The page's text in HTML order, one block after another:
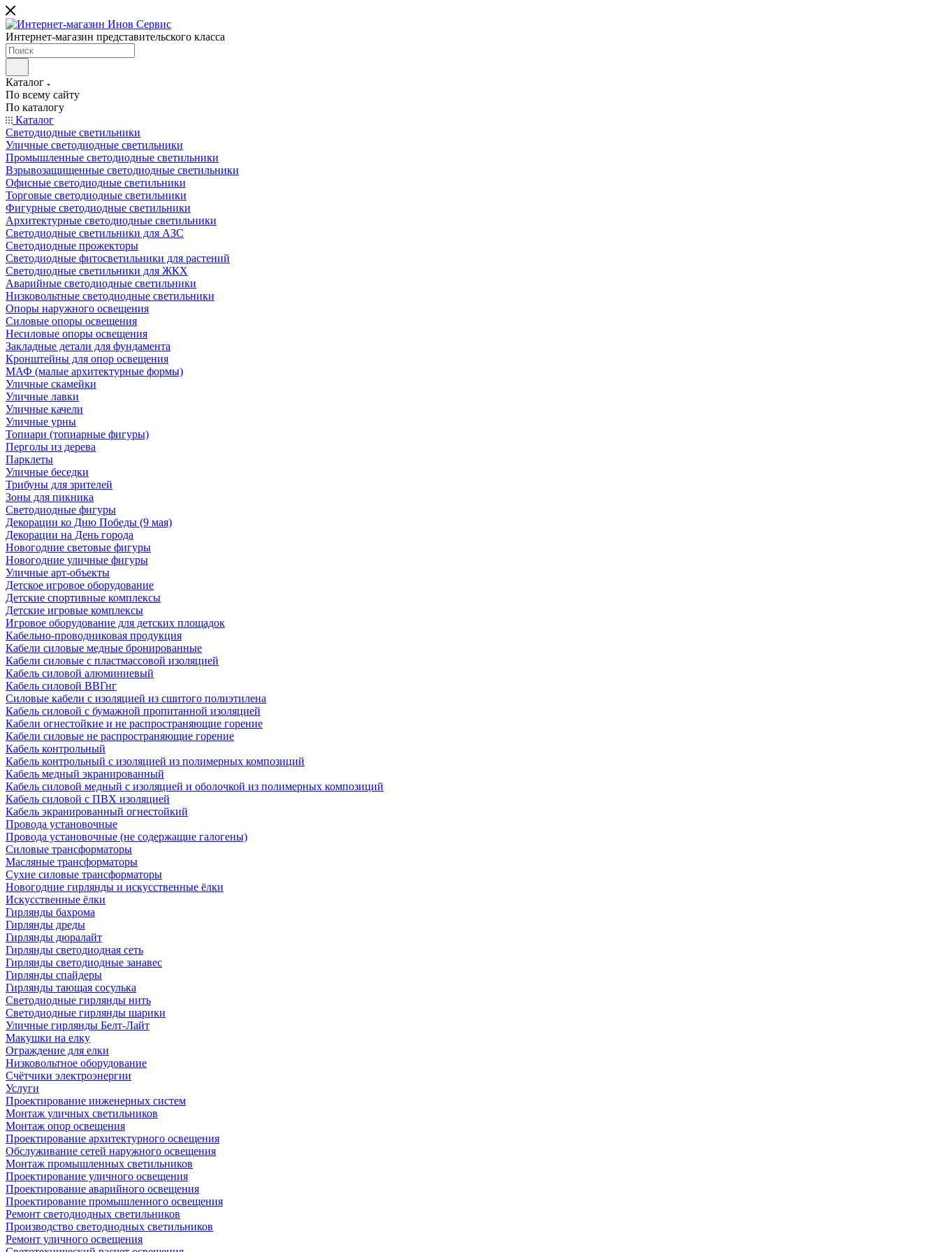
Интернет-магазин представительского класса
Каталог
По всему сайту
По каталогу
Каталог
Светодиодные светильники
Уличные светодиодные светильники
Промышленные светодиодные светильники
Взрывозащищенные светодиодные светильники
Офисные светодиодные светильники
Торговые светодиодные светильники
Фигурные светодиодные светильники
Архитектурные светодиодные светильники
Светодиодные светильники для АЗС
Светодиодные прожекторы
Светодиодные фитосветильники для растений
Светодиодные светильники для ЖКХ
Аварийные светодиодные светильники
Низковольтные светодиодные светильники
Опоры наружного освещения
Силовые опоры освещения
Несиловые опоры освещения
Закладные детали для фундамента
Кронштейны для опор освещения
МАФ (малые архитектурные формы)
Уличные скамейки
Уличные лавки
Уличные качели
Уличные урны
Топиари (топиарные фигуры)
Перголы из дерева
Парклеты
Уличные беседки
Трибуны для зрителей
Зоны для пикника
Светодиодные фигуры
Декорации ко Дню Победы (9 мая)
Декорации на День города
Новогодние световые фигуры
Новогодние уличные фигуры
Уличные арт-объекты
Детское игровое оборудование
Детские спортивные комплексы
Детские игровые комплексы
Игровое оборудование для детских площадок
Кабельно-проводниковая продукция
Кабели силовые медные бронированные
Кабели силовые с пластмассовой изоляцией
Кабель силовой алюминиевый
Кабель силовой ВВГнг
Силовые кабели с изоляцией из сшитого полиэтилена
Кабель силовой с бумажной пропитанной изоляцией
Кабели огнестойкие и не распространяющие горение
Кабели силовые не распространяющие горение
Кабель контрольный
Кабель контрольный с изоляцией из полимерных композиций
Кабель медный экранированный
Кабель силовой медный с изоляцией и оболочкой из полимерных композиций
Кабель силовой с ПВХ изоляцией
Кабель экранированный огнестойкий
Провода установочные
Провода установочные (не содержащие галогены)
Силовые трансформаторы
Масляные трансформаторы
Сухие силовые трансформаторы
Новогодние гирлянды и искусственные ёлки
Искусственные ёлки
Гирлянды бахрома
Гирлянды дреды
Гирлянды дюралайт
Гирлянды светодиодная сеть
Гирлянды светодиодные занавес
Гирлянды спайдеры
Гирлянды тающая сосулька
Светодиодные гирлянды нить
Светодиодные гирлянды шарики
Уличные гирлянды Белт-Лайт
Макушки на елку
Ограждение для елки
Низковольтное оборудование
Счётчики электроэнергии
Услуги
Проектирование инженерных систем
Монтаж уличных светильников
Монтаж опор освещения
Проектирование архитектурного освещения
Обслуживание сетей наружного освещения
Монтаж промышленных светильников
Проектирование уличного освещения
Проектирование аварийного освещения
Проектирование промышленного освещения
Ремонт светодиодных светильников
Производство светодиодных светильников
Ремонт уличного освещения